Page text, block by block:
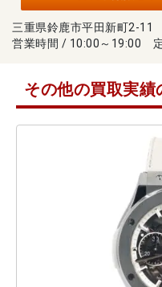
三重県鈴鹿市平田新町2-11
営業時間 / 10:00～19:00
その他の買取実績